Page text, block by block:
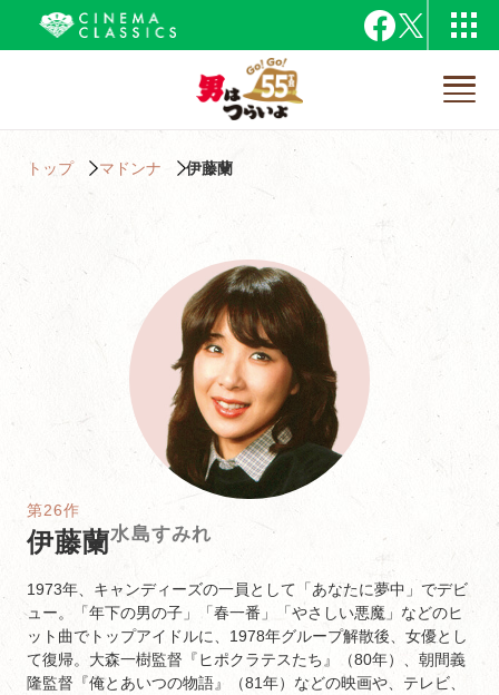
トップ マドンナ 伊藤蘭
第26作
伊藤蘭水島すみれ
1973年、キャンディーズの一員として「あなたに夢中」でデビ
ュー。「年下の男の子」「春一番」「やさしい悪魔」などのヒ
ット曲でトップアイドルに、1978年グループ解散後、女優とし
て復帰。大森一樹監督『ヒポクラテスたち』（80年）、朝間義
隆監督『俺とあいつの物語』（81年）などの映画や、テレビ、